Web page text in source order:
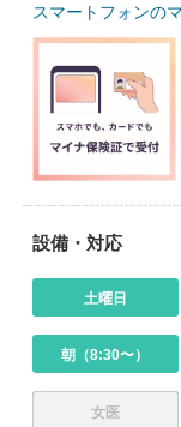
スマートフォンの
設備・対応
土曜日
朝（8:30〜）
女医